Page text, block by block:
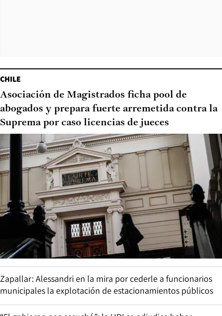
CHILE
Asociación de Magistrados ficha pool de
abogados y prepara fuerte arremetida contra la
Suprema por caso licencias de jueces
Zapallar: Alessandri en la mira por cederle a funcionarios
municipales la explotación de estacionamientos públicos